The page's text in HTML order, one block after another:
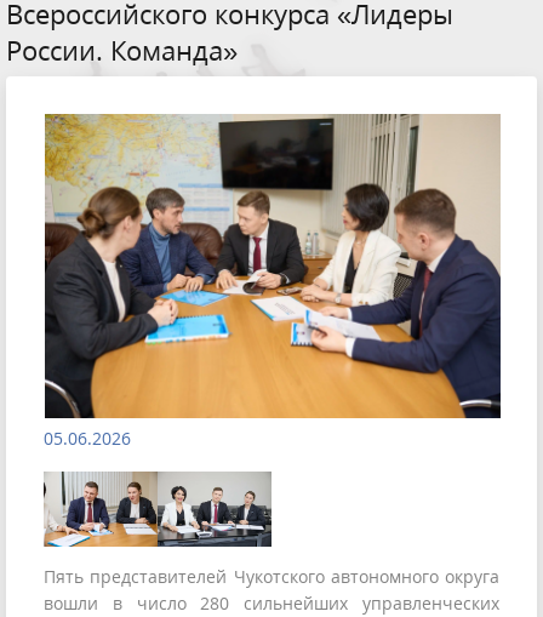
Всероссийского конкурса «Лидеры
России. Команда»
05.06.2026
Пять представителей Чукотского автономного округа
вошли в число 280 сильнейших управленческих